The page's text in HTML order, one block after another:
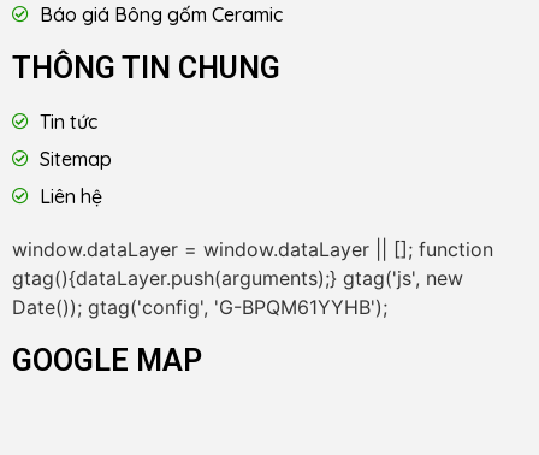
Báo giá Bông gốm Ceramic
THÔNG TIN CHUNG
Tin tức
Sitemap
Liên hệ
window.dataLayer = window.dataLayer || []; function
gtag(){dataLayer.push(arguments);} gtag('js', new
Date()); gtag('config', 'G-BPQM61YYHB');
GOOGLE MAP